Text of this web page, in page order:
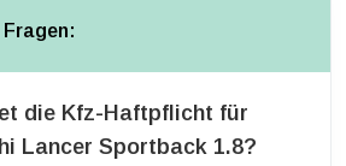
die Kfz-Haftpflicht für
Lancer Sportback 1.8?